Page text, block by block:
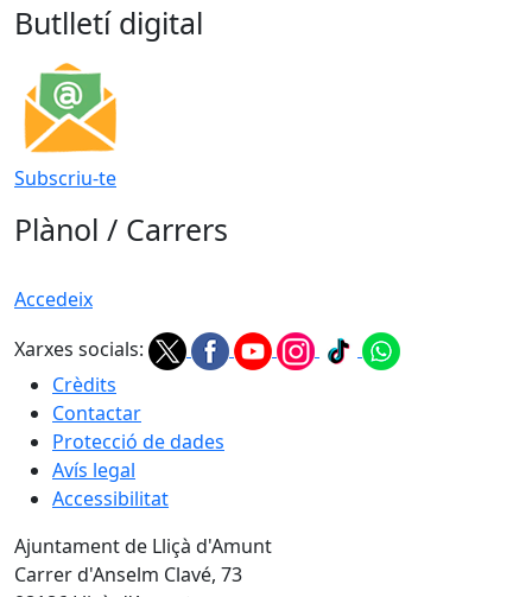
Butlletí digital
Subscriu-te
Plànol / Carrers
Accedeix
Xarxes socials:
Crèdits
Contactar
Protecció de dades
Avís legal
Accessibilitat
Ajuntament de Lliçà d'Amunt
Carrer d'Anselm Clavé, 73